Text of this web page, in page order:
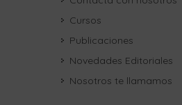
Cursos
Publicaciones
Novedades Editoriales
Nosotros te llamamos